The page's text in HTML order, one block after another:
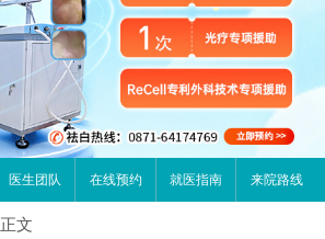
医生团队 在线预约 就医指南 来院路线
正文